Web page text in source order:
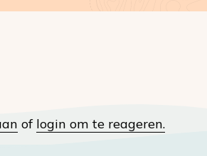
of login om te reageren.